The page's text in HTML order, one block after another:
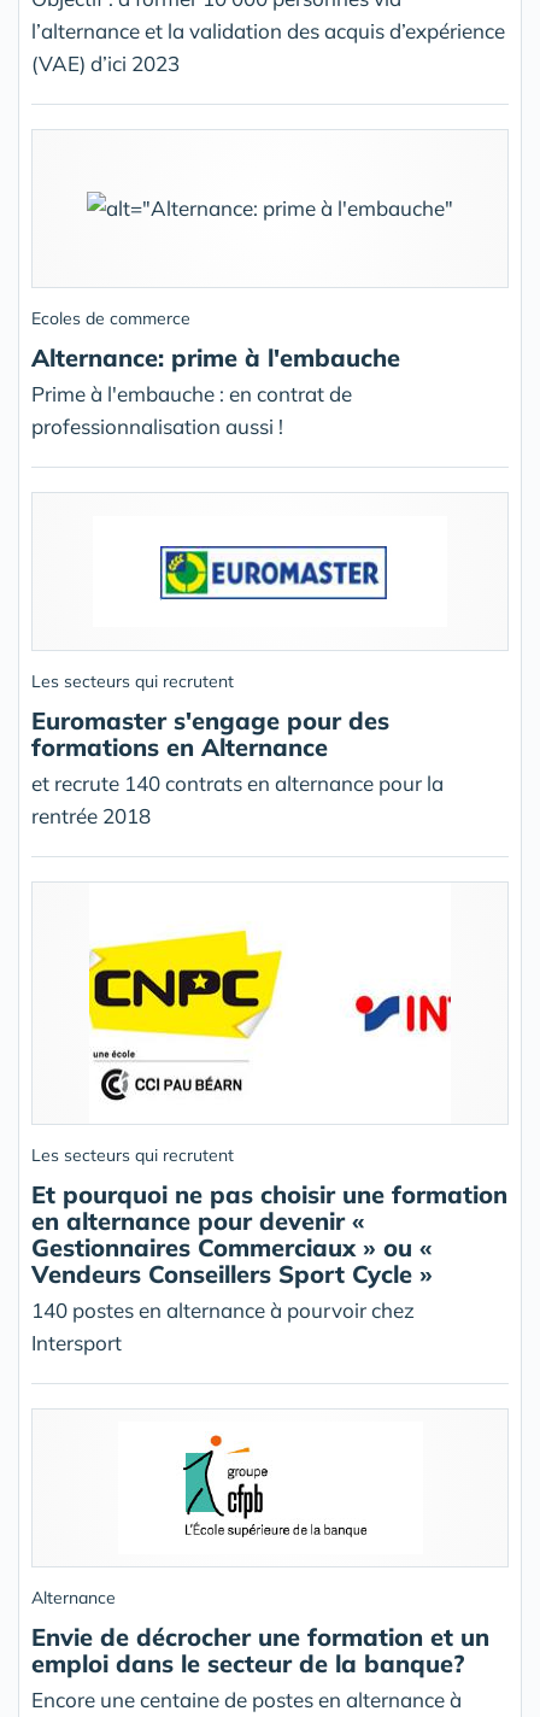
l’alternance et la validation des acquis d’expérience
(VAE) d’ici 2023
Ecoles de commerce
Alternance: prime à l'embauche
Prime à l'embauche : en contrat de
professionnalisation aussi !
Les secteurs qui recrutent
Euromaster s'engage pour des
formations en Alternance
et recrute 140 contrats en alternance pour la
rentrée 2018
Les secteurs qui recrutent
Et pourquoi ne pas choisir une formation
en alternance pour devenir «
Gestionnaires Commerciaux » ou «
Vendeurs Conseillers Sport Cycle »
140 postes en alternance à pourvoir chez
Intersport
Alternance
Envie de décrocher une formation et un
emploi dans le secteur de la banque?
Encore une centaine de postes en alternance à